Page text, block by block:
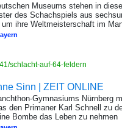
Museums stehen in
des Schachspiels aus
ihre Weltmeisterschaft im
schlacht-auf-64-feldern
Sinn | ZEIT ONLINE
Gymnasiums Nürnberg
den Primaner Karl Schnell zu
Bombe das Leben zu nehmen